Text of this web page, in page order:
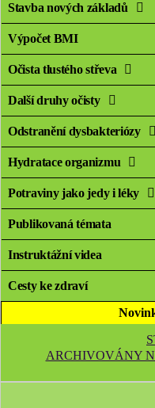
Stavba nových základů
Výpočet BMI
Očista tlustého střeva
Další druhy očisty
Odstranění dysbakteriózy
Hydratace organizmu
Potraviny jako jedy i léky
Publikovaná témata
Instruktážní videa
Cesty ke zdraví
ARCHIVOVÁNY